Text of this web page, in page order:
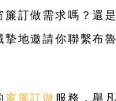
簾訂做需求嗎？還
摯地邀請你聯繫布